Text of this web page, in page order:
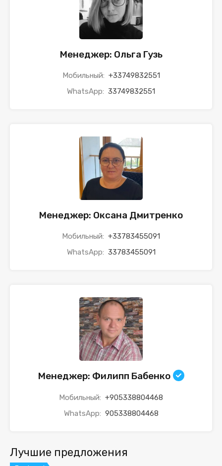
Менеджер: Ольга Гузь
Мобильный: +33749832551
WhatsApp: 33749832551
Менеджер: Оксана Дмитренко
Мобильный: +33783455091
WhatsApp: 33783455091
Менеджер: Филипп Бабенко
Мобильный: +905338804468
WhatsApp: 905338804468
Лучшие предложения